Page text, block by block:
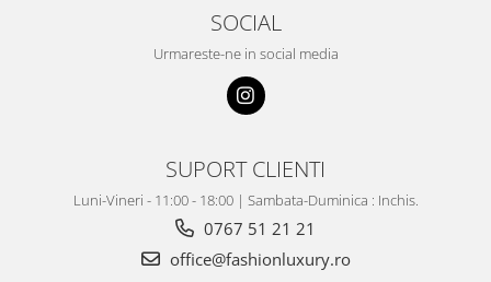
SOCIAL
Urmareste-ne in social media
SUPORT CLIENTI
Luni-Vineri - 11:00 - 18:00 | Sambata-Duminica : Inchis.
0767 51 21 21
office@fashionluxury.ro